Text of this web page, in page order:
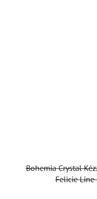
Bohemia Crystal
Felicie Line